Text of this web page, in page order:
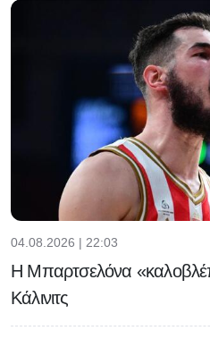
04.08.2026 | 22:03
Η Μπαρτσελόνα
Κάλινιτς